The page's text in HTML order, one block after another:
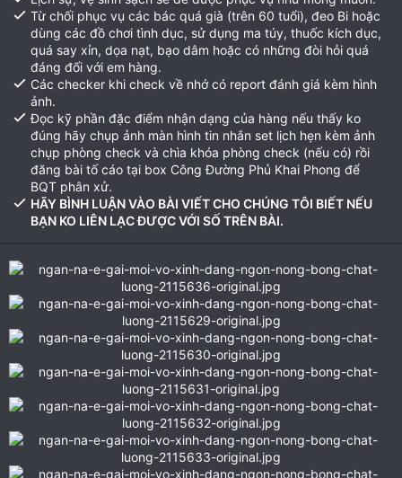
Từ chối phục vụ các bác quá già (trên 60 tuổi), đeo Bi hoặc
dùng các đồ chơi tình dục, sử dụng ma túy, thuốc kích dục,
quá say xỉn, dọa nạt, bạo dâm hoặc có những đòi hỏi quá
đáng đối với em hàng.
Các checker khi check về nhớ có report đánh giá kèm hình
ảnh.
Đọc kỹ phần đặc điểm nhận dạng của hàng nếu thấy ko
đúng hãy chụp ảnh màn hình tin nhắn set lịch hẹn kèm ảnh
chụp phòng check và chìa khóa phòng check (nếu có) rồi
đăng bài tố cáo tại box Công Đường Phủ Khai Phong để
BQT phân xử.
HÃY BÌNH LUẬN VÀO BÀI VIẾT CHO CHÚNG TÔI BIẾT NẾU
BẠN KO LIÊN LẠC ĐƯỢC VỚI SỐ TRÊN BÀI.